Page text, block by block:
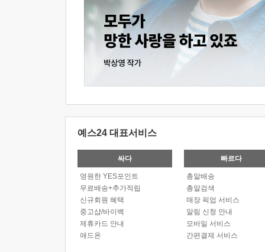
예스24 대표서비스
싸다
영원한 YES포인트
무료배송+추가적립
신규회원 혜택
중고샵/바이백
제휴카드 안내
애드온
빠르다
총알배송
총알검색
매장 픽업 서비스
알림 신청 안내
모바일 서비스
간편결제 서비스